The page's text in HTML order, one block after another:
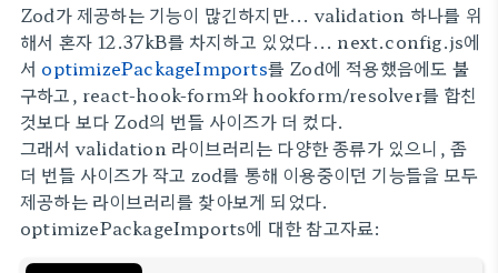
Zod가 제공하는 기능이 많긴하지만... validation 하나를 위
해서 혼자 12.37kB를 차지하고 있었다... next.config.js에
서 optimizePackageImports를 Zod에 적용했음에도 불
구하고, react-hook-form와 hookform/resolver를 합친
것보다 보다 Zod의 번들 사이즈가 더 컸다.
그래서 validation 라이브러리는 다양한 종류가 있으니, 좀
더 번들 사이즈가 작고 zod를 통해 이용중이던 기능들을 모두
제공하는 라이브러리를 찾아보게 되었다.
optimizePackageImports에 대한 참고자료: